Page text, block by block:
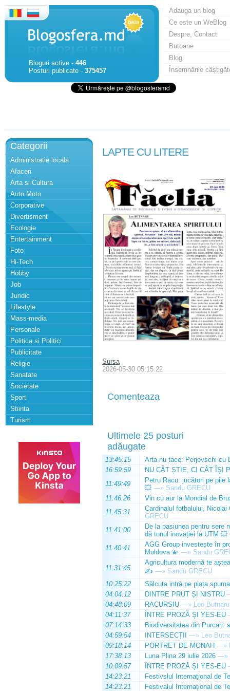
Bloguri active - 446
Posturi publicate - 375457
Adauga un blog
Ce este un WeBlog
Despre, Contact
Butoane
Blog
Însemnările
Categorii
Administratie locala
Afaceri
Arta si Cultura
Auto Moto
Corporative
Divertisment
Ecologie
Entertainment
Foto
Hi-Tech
Hobby
Job
Juridic
Lifestyle
Mass-media
Personale
Politica si Politici
Publicitate
Religie
Sanatate
Societate
Sport
Stiinta
Turism
LAPTE CU LITERE
Sursa
2026-05-30 05:15:22
Comenteaza
Ultimele 25 posturi
adăugate
13:45:15
Arta nu tace: Perjovschi cu
16:59:59
NU CÂT ȘTIE, CI CÂT ÎȘI
11:49:49
Petru Racu: jucători pe pile
💥 —» Sandu GRECU
11:46:26
Vin cu aur la Mondial de
11:45:31
Cardinalul fotbalului,
GRECU
11:41:00
De la pasiunea pentru sere
dă tonul inovației la UTM 💥
11:40:41
AGG Group investește în
Moldova 💫 —» Sandu
11:31:45
Agricultura modernă te
✍️ —» Sandu GRECU
10:25:22
Sălcuța intră pe piața
04:04:12
DINTRE PRUT ȘI NISTRU
04:48:09
RACURSIU —»
Leo Butnaru
04:11:37
ÎNTRE PROZĂ ȘI YES-EU
07:14:33
Biodiversitatea din Purcari:
04:59:54
INTERSECȚII —»
Leo
09:18:14
PORTRET DE MONAH —»
17:38:13
Luna Plina 29 iulie 2026 —»
10:09:57
ÎNTRE PROZĂ ȘI YES-EU
14:23:21
Festivslul Internațional de
14:23:21
Festivalul Internațional de